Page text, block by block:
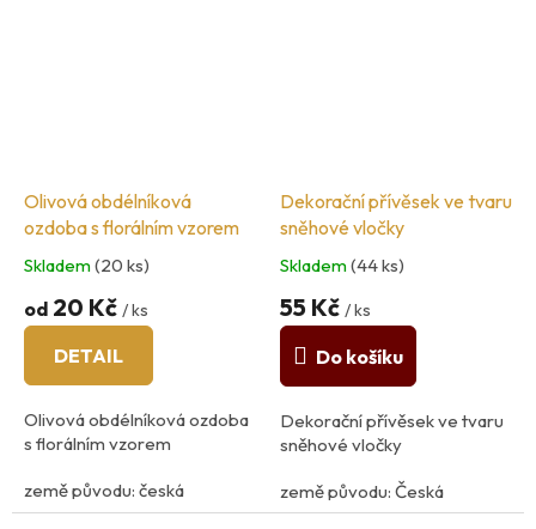
Olivová obdélníková
ozdoba s florálním vzorem
Skladem(20 ks)
od 20 Kč / ks
DETAIL
Olivová obdélníková ozdoba
s florálním vzorem
země původu: česká
Republika
Dekorační přívěsek ve tvaru
sněhové vločky
Skladem(44 ks)
55 Kč / ks
Do košíku
Dekorační přívěsek ve tvaru
sněhové vločky
země původu: Česká
Republika